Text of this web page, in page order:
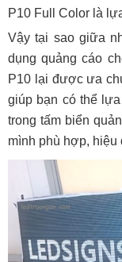
P10 Full Color là
Vậy tại sao giữa
dụng quảng cáo
P10 lại được ưa
giúp bạn có thể
trong tấm biển
mình phù hợp, hiệu